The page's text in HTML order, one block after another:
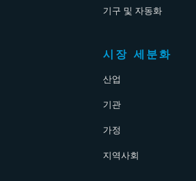
기구 및 자동화
시장 세분화
산업
기관
가정
지역사회